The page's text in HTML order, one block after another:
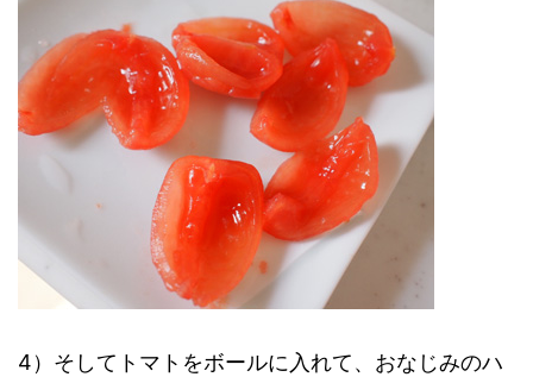
4）そしてトマトをボールに入れて、おなじみのハ